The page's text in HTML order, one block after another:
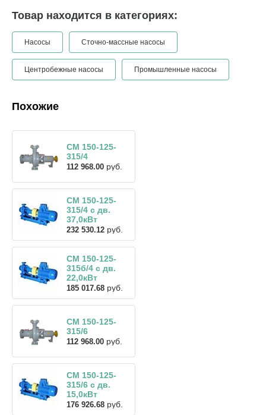
Товар находится в категориях:
Насосы Сточно-массные насосы
Центробежные насосы Промышленные насосы
Похожие
СМ 150-125-
315/4
112 968.00 руб.
СМ 150-125-
315/4 с дв.
37,0кВт
232 530.12 руб.
СМ 150-125-
315б/4 с дв.
22,0кВт
185 017.68 руб.
СМ 150-125-
315/6
112 968.00 руб.
СМ 150-125-
315/6 с дв.
15,0кВт
176 926.68 руб.